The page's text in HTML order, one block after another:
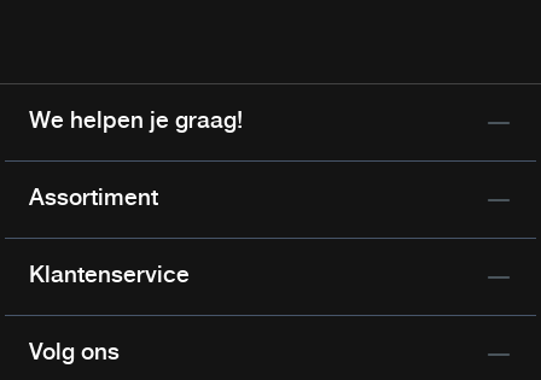
We helpen je graag!
Assortiment
Klantenservice
Volg ons